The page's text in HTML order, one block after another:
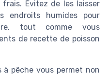
Évitez de les laisser
endroits humides pour
tout comme vous
de recette de poisson
à pêche vous permet non